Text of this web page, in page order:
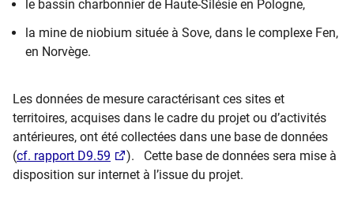
le bassin charbonnier de Haute-Silésie en Pologne,
la mine de niobium située à Sove, dans le complexe Fen,
en Norvège.
Les données de mesure caractérisant ces sites et
territoires, acquises dans le cadre du projet ou d’activités
antérieures, ont été collectées dans une base de données
(cf. rapport D9.59
). Cette base de données sera mise à
disposition sur internet à l’issue du projet.